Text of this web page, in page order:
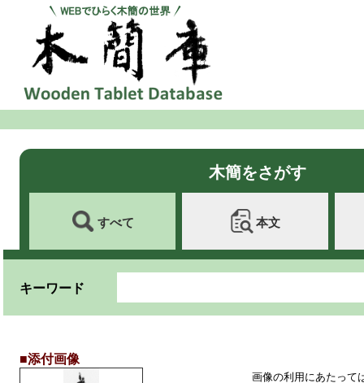
木簡をさがす
すべて 本文
キーワード
■添付画像
画像の利用にあたって